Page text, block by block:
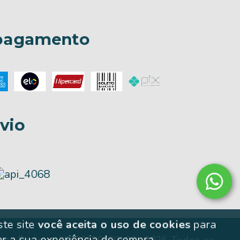
site você aceita o uso de cookies para